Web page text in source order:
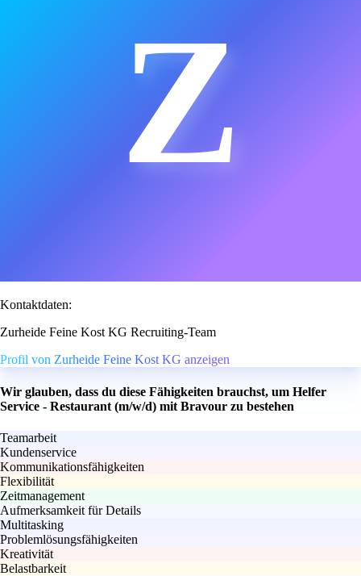
Z
Kontaktdaten:
Zurheide Feine Kost KG Recruiting-Team
Profil von Zurheide Feine Kost KG anzeigen
Wir glauben, dass du diese Fähigkeiten brauchst, um Helfer
Service - Restaurant (m/w/d) mit Bravour zu bestehen
Teamarbeit
Kundenservice
Kommunikationsfähigkeiten
Flexibilität
Zeitmanagement
Aufmerksamkeit für Details
Multitasking
Problemlösungsfähigkeiten
Kreativität
Belastbarkeit